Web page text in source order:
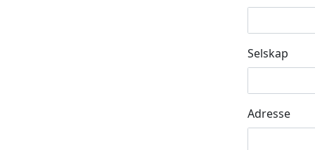
Selskap
Adresse